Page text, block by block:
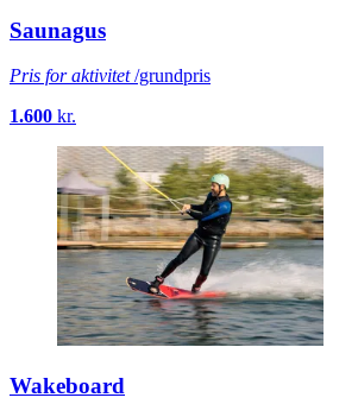
Saunagus
Pris for aktivitet/grundpris
1.600 kr.
Wakeboard